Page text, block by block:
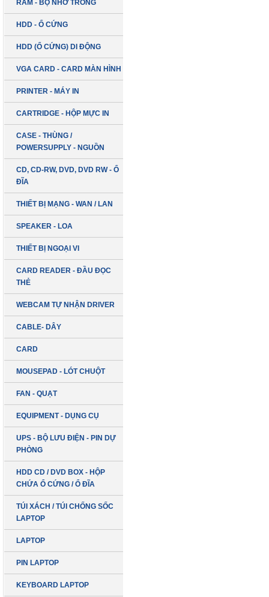
RAM - BỘ NHỚ TRONG
HDD - Ổ CỨNG
HDD (Ổ CỨNG) DI ĐỘNG
VGA CARD - CARD MÀN HÌNH
PRINTER - MÁY IN
CARTRIDGE - HỘP MỰC IN
CASE - THÙNG /
POWERSUPPLY - NGUỒN
CD, CD-RW, DVD, DVD RW - Ổ
ĐĨA
THIẾT BỊ MẠNG - WAN / LAN
SPEAKER - LOA
THIẾT BỊ NGOẠI VI
CARD READER - ĐẦU ĐỌC
THẺ
WEBCAM TỰ NHẬN DRIVER
CABLE- DÂY
CARD
MOUSEPAD - LÓT CHUỘT
FAN - QUẠT
EQUIPMENT - DỤNG CỤ
UPS - BỘ LƯU ĐIỆN - PIN DỰ
PHÒNG
HDD CD / DVD BOX - HỘP
CHỨA Ổ CỨNG / Ổ ĐĨA
TÚI XÁCH / TÚI CHỐNG SỐC
LAPTOP
LAPTOP
PIN LAPTOP
KEYBOARD LAPTOP